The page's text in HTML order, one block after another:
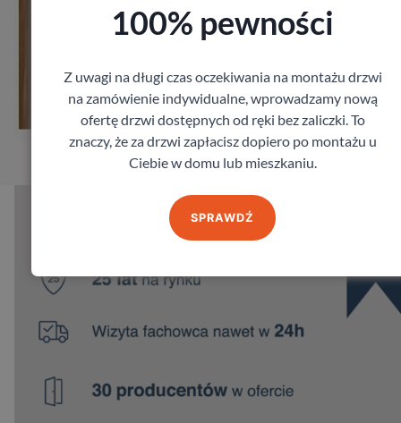
Zobacz
Zamów pomiar
100% pewności
Z uwagi na długi czas oczekiwania na montażu drzwi
na zamówienie indywidualne, wprowadzamy nową
ofertę drzwi dostępnych od ręki bez zaliczki. To
znaczy, że za drzwi zapłacisz dopiero po montażu u
Ciebie w domu lub mieszkaniu.
SPRAWDŹ